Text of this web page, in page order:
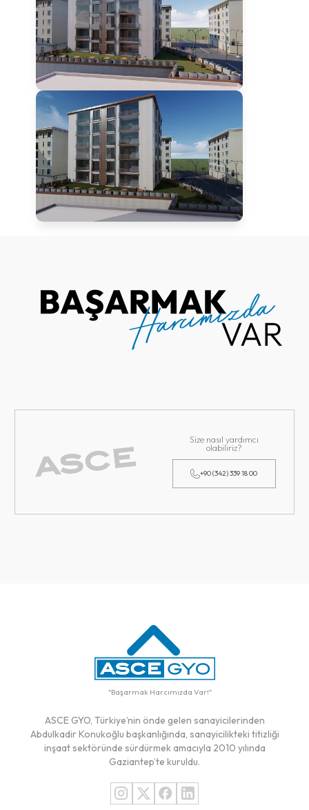
Size nasıl yardımcı
olabiliriz?
+90 (342) 339 18 00
"Başarmak Harcımızda Var!"
ASCE GYO, Türkiye’nin önde gelen sanayicilerinden
Abdulkadir Konukoğlu başkanlığında, sanayicilikteki titizliği
inşaat sektöründe sürdürmek amacıyla 2010 yılında
Gaziantep’te kuruldu.